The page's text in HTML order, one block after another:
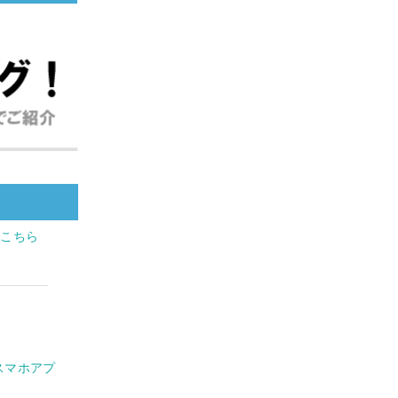
ちら
マホアプ